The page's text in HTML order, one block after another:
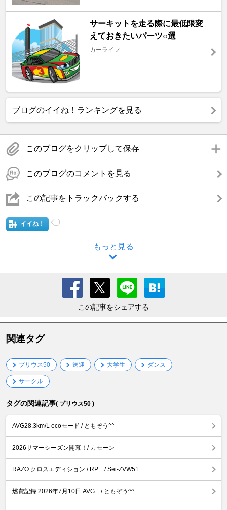
サーキットを走る際に最低限変
えておきたいパーツ○選
カーライフ
ブログのイイね！ランキングを見る
このブログをクリップして保存
このブログのコメントを見る
この記事をトラックバックする
イイね！
もっと見る
この記事をシェアする
関連タグ
プリウス50 送迎 大学生 ダンス
サークル
タグの関連記事( プリウス50 )
AVG28.3km/L ecoモード / ともぞう^^
2026サマーシーズン開幕！/ カモーン
RAZO クロスエディション / RP .../ Sei-ZVW51
燃費記録 2026年7月10日 AVG .../ ともぞう^^